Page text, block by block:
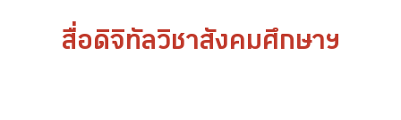
สื่อดิจิทัลวิชาสังคมศึกษาฯ